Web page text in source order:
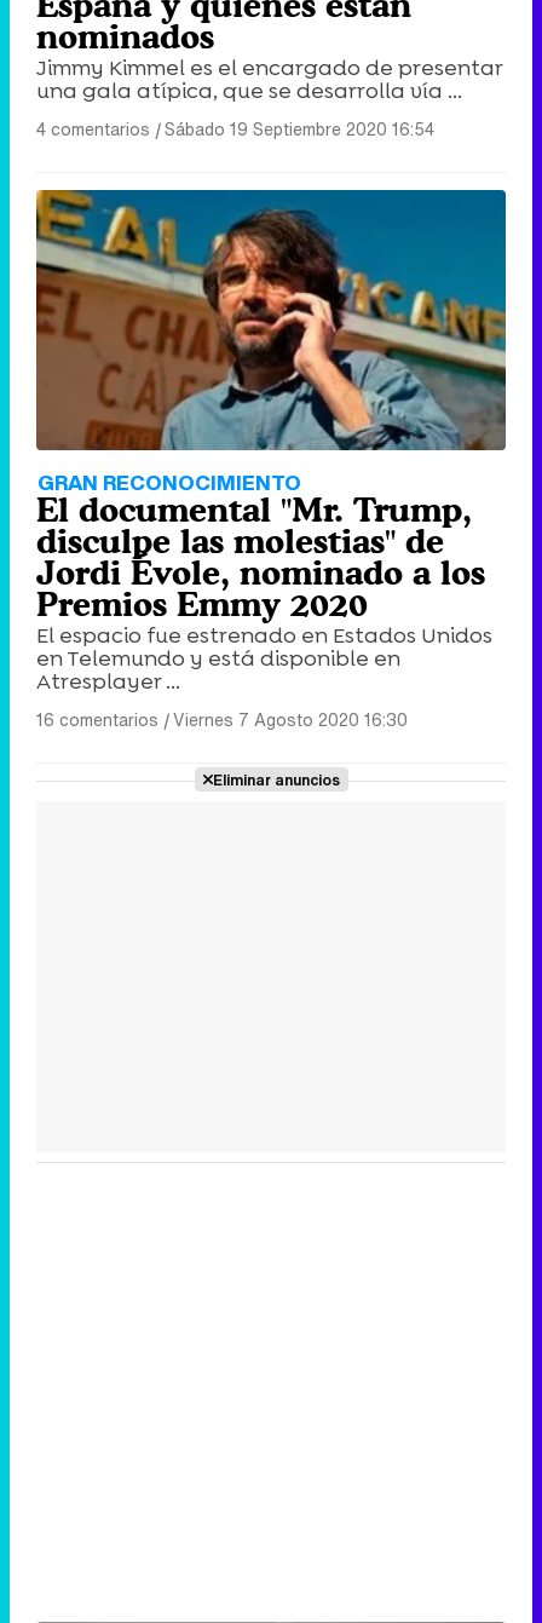
nominados
Jimmy Kimmel es el encargado de presentar
una gala atípica, que se desarrolla vía ...
4 comentarios |Sábado 19 Septiembre 2020 16:54
GRAN RECONOCIMIENTO
El documental "Mr. Trump,
disculpe las molestias" de
Jordi Évole, nominado a los
Premios Emmy 2020
El espacio fue estrenado en Estados Unidos
en Telemundo y está disponible en
Atresplayer ...
16 comentarios |Viernes 7 Agosto 2020 16:30
Eliminar anuncios